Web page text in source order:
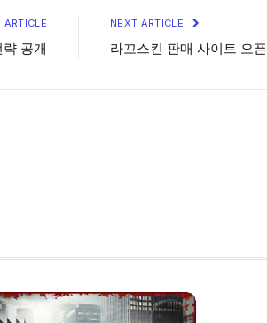
ARTICLE
공개
NEXT ARTICLE
라꼬스킨 판매 사이트 오픈